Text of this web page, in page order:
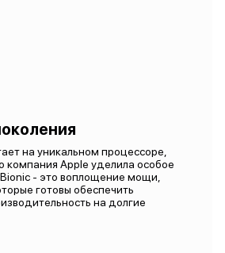
на уникальном процессоре,
компания Apple уделила особое
- это воплощение мощи,
готовы обеспечить
на долгие